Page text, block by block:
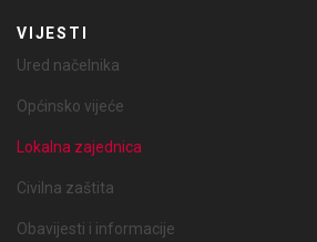
VIJESTI
Ured načelnika
Općinsko vijeće
Lokalna zajednica
Civilna zaštita
Obavijesti i informacije